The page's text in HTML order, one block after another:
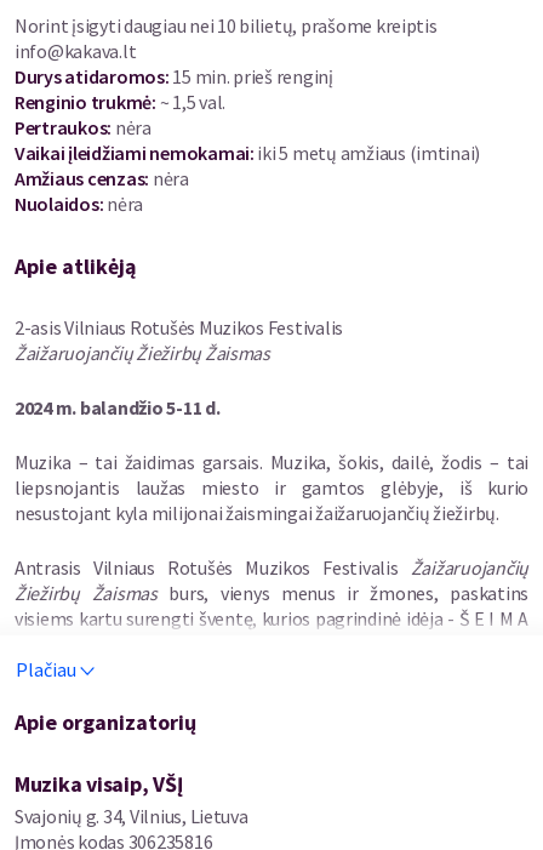
aštuonių vaikų. Talentingos, muzikai atsidavusios moters
gyvenimas toliau teka tarp kūrybos, namų, jos mylimos šeimos.
Likimas lemia, jog į jos namus pasibeldžia ir ateina dar vienas
didis kompozitorius, tuomet dar tik aštuoniolikmetis,
Johanesas Brahmsas, tampantis neatskiriamu Schumannų
šeimos draugu…
Lyg Alisa veidrodžių karalystėje, Clara keliauja po muzikos ir
ilgėdamasi savo intensyvaus koncertinio gyvenimo, į kurį ji sugrįš
Koncerte-spektaklyje skambės Birutės Mar interpretuojami
pianistė Guoda Gedvilaitė atliks Claros ir Roberto Shumanų
Idėjos ir scenarijaus autorės - Birutė Mar ir Guoda Gedvilaitė
Režisierė – Birutė Mar
Garso režisierius- Marius Vilčinskas
Atlieka: pianistė Guoda Gedvilaitė ir aktorė Birutė Mar
Spektaklį prodiusuoja: Solo teatras
Spektaklį - koncertą „MEILĖS DAINA“ dalinai finansuoja Vilniaus
skambės:
Norint įsigyti daugiau nei 10 bilietų, prašome kreiptis
info@kakava.lt
Durys atidaromos: 15 min. prieš renginį
Renginio trukmė: ~ 1,5 val.
Pertraukos: nėra
Vaikai įleidžiami nemokamai: iki 5 metų amžiaus (imtinai)
Amžiaus cenzas: nėra
Nuolaidos: nėra
Apie atlikėją
2-asis Vilniaus Rotušės Muzikos Festivalis
ŽaižaruojančiųŽiežirbųŽaismas
2024 m. balandžio 5-11 d.
Muzika – tai žaidimas garsais. Muzika, šokis, dailė, žodis – tai
liepsnojantis laužas miesto ir gamtos glėbyje, iš kurio
nesustojant kyla milijonai žaismingai žaižaruojančių žiežirbų.
Antrasis Vilniaus Rotušės Muzikos Festivalis Žaižaruojančių
Žiežirbų Žaismasburs, vienys menus ir žmones, paskatins
visiems kartu surengti šventę, kurios pagrindinė idėja - Š E I M A
padėkoti, kitais pasigėrėti, trečius paskatinti, kartu su Jumis
amžinai puoštų mūsų taikią padangę
Šešios šeimos, šeši koncertai, šešis vakarus sostinės Rotušėje!
Plačiau
Apie organizatorių
Muzika visaip, VŠĮ
Svajonių g. 34, Vilnius, Lietuva
Įmonės kodas 306235816